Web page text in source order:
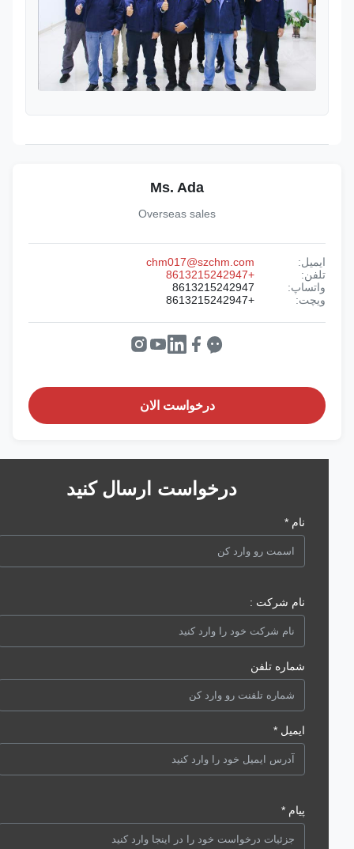
Ms. Ada
Overseas sales
ایمیل:
chm017@szchm.com
واتساپ:
8613215242947
ویچت:
درخواست الان
درخواست ارسال کنید
نام شرکت :
شماره تلفن
ایمیل *